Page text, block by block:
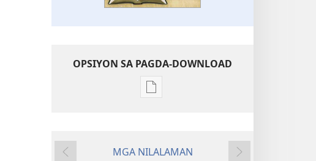
OPSIYON SA PAGDA-DOWNLOAD
Opsiyon
ng
MGA NILALAMAN